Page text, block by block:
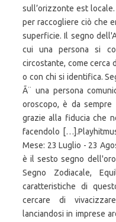
sull’orizzonte est
per raccogliere ciò che
superficie. Il segno
cui una persona si
circostante, come cerca
o con chi si identifica.
Ã¨ una persona
oroscopo, è da
grazie alla fiducia che
facendolo
Mese: 23 Luglio - 23
è il sesto segno
Segno Zodiacale,
caratteristiche di
cercare di
lanciandosi in imprese